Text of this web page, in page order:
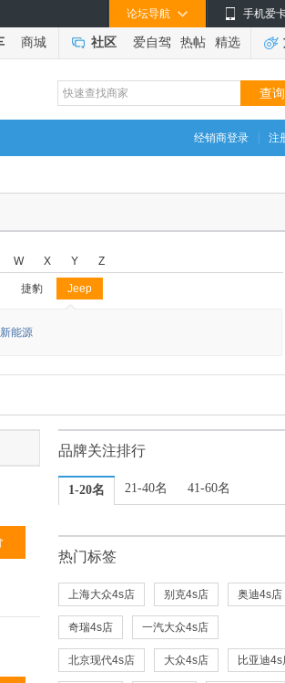
手机爱
论坛导航
商城 社区 爱自驾 热帖 精选
经销商登录 注
W X Y Z
捷豹 Jeep
◆
◆
能源
品牌关注排行
1-20名 21-40名 41-60名
热门标签
上海大众4s店 别克4s店 奥迪4s店
奇瑞4s店 一汽大众4s店
北京现代4s店 大众4s店 比亚迪4s